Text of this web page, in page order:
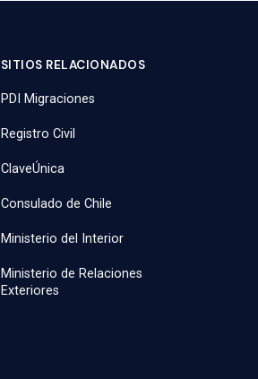
SITIOS RELACIONADOS
PDI Migraciones
Registro Civil
ClaveÚnica
Consulado de Chile
Ministerio del Interior
Ministerio de Relaciones
Exteriores